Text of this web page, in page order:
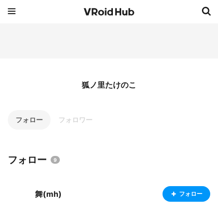
狐ノ里たけのこ
フォロー フォロワー
フォロー 9
舞(mh) フォロー